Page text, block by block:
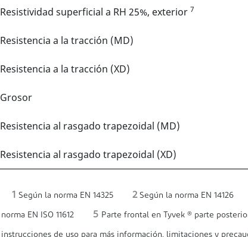
Resistividad superficial a RH 25%, exterior 7
Resistencia a la tracción (MD)
Resistencia a la tracción (XD)
Grosor
Resistencia al rasgado trapezoidal (MD)
Resistencia al rasgado trapezoidal (XD)
1 Según la norma EN 14325 2Según la norma EN 14126
norma EN ISO 11612 5 Parte frontal en Tyvek ® parte
instrucciones de uso para más información, limitaciones y